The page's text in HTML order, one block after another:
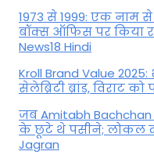
1973 से 1999: एक नाम
बॉक्स ऑफिस पर किया
News18 Hindi
Kroll Brand Value
सेलेब्रिटी ब्रांड, विराट
जब Amitabh
के छूटे थे पसीने; लोकल
Jagran